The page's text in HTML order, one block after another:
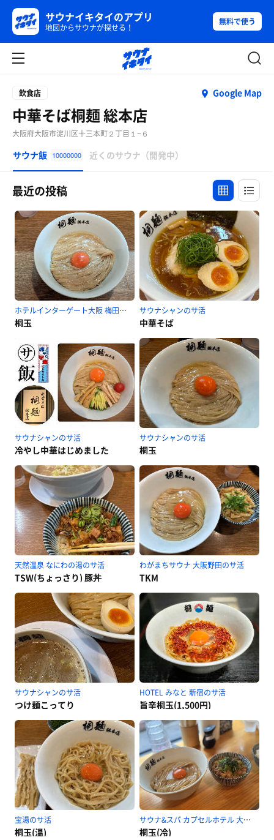
サウナイキタイのアプリ
地図からサウナが探せる！
無料で使う
飲食店 Google Map
中華そば桐麺 総本店
大阪府大阪市淀川区十三本町２丁目１−６
サウナ飯 10000000 近くのサウナ（開発中）
最近の投稿
ホテルインターゲート大阪 梅田のサ活
桐玉
サウナシャンのサ活
中華そば
サウナシャンのサ活
冷やし中華はじめました
サウナシャンのサ活
桐玉
天然温泉 なにわの湯のサ活
TSW(ちょっさり) 豚丼
わがまちサウナ 大阪野田のサ活
TKM
サウナシャンのサ活
つけ麺こってり
HOTEL みなと 新宿のサ活
旨辛桐玉(1,500円)
宝湯のサ活
桐玉(温)
サウナ&スパ カプセルホテル 大東洋のサ活
桐玉(冷)